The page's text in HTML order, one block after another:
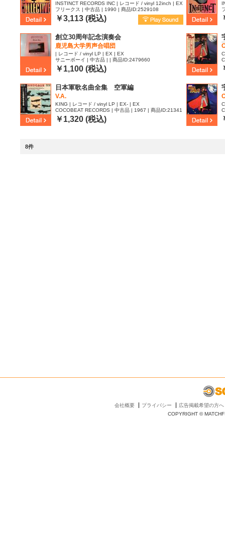
INSTINCT RECORDS INC | レコード / vinyl 12inch | EX
| EX
フリークス | 中古品 | 1990 | 商品ID:2529108
￥3,113 (税込)
|
創立30周年記念演奏会
鹿児島大学男声合唱団
| レコード / vinyl LP | EX | EX
サニーボーイ | 中古品 | | 商品ID:2479660
￥1,100 (税込)
日本軍歌名曲全集 空軍編
V.A.
KING | レコード / vinyl LP | EX- | EX
COCOBEAT RECORDS | 中古品 | 1967 | 商品ID:21341
47
￥1,320 (税込)
8件
会社概要 プライバシー
広告掲載希望の方へ
COPYRIGHT ©